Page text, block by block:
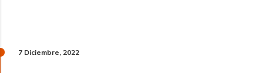
7 Diciembre, 2022